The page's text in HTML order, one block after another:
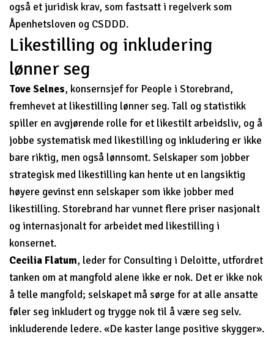
også et juridisk krav, som fastsatt i regelverk som
Åpenhetsloven og CSDDD.
Likestilling og inkludering
lønner seg
Tove Selnes, konsernsjef for People i Storebrand,
fremhevet at likestilling lønner seg. Tall og statistikk
spiller en avgjørende rolle for et likestilt arbeidsliv, og å
jobbe systematisk med likestilling og inkludering er ikke
bare riktig, men også lønnsomt. Selskaper som jobber
strategisk med likestilling kan hente ut en langsiktig
høyere gevinst enn selskaper som ikke jobber med
likestilling. Storebrand har vunnet flere priser nasjonalt
og internasjonalt for arbeidet med likestilling i
konsernet.
Cecilia Flatum, leder for Consulting i Deloitte, utfordret
tanken om at mangfold alene ikke er nok. Det er ikke nok
å telle mangfold; selskapet må sørge for at alle ansatte
føler seg inkludert og trygge nok til å være seg selv.
inkluderende ledere. «De kaster lange positive skygger».